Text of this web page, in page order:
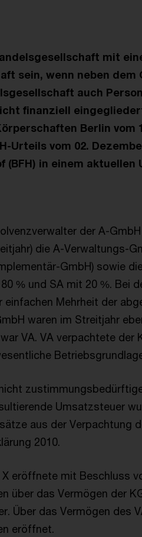
mit
sein, wenn neben
auch
finanziell
Berlin vom
Urteils vom 02.
(BFH) in einem
der A-
die A-Verwaltungs-
GmbH) sowie
% und SA mit 20 %. Bei
einfachen Mehrheit der
waren im Streitjahr
VA. VA verpachtete
Umsatzsteuer
aus der Verpachtung
2010.
eröffnete mit Beschluss
über das Vermögen der
Über das Vermögen des
eröffnet.